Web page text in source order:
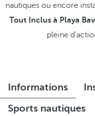
nautiques ou encore
Tout Inclus à Playa
pleine
Informations
Sports nautiques